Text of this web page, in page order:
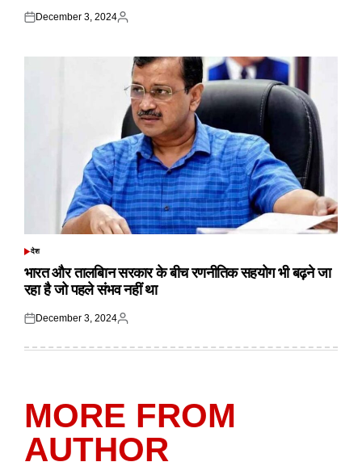
Posted
December 3, 2024
Posted
POSTED
देश
भारत और तालबिान सरकार के बीच रणनीतिक सहयोग भी बढ़ने जा
रहा है जो पहले संभव नहीं था
Posted
December 3, 2024
Posted
MORE FROM
AUTHOR